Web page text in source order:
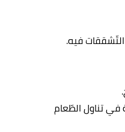
فيه.
تناول الطّعام